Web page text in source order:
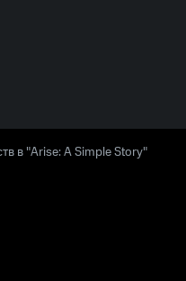
в "Arise: A Simple Story"